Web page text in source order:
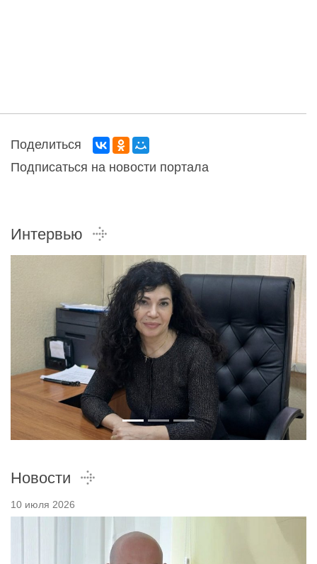
Поделиться
Подписаться на новости портала
Интервью
Новости
10 июля 2026